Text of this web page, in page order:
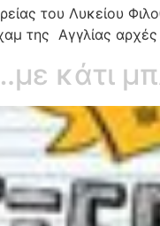
του Λυκείου
της Αγγλίας
κάτι